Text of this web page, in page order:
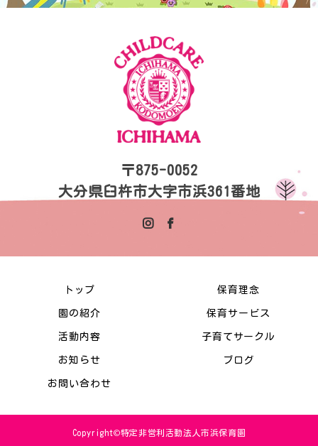
〒875-0052
大分県臼杵市大字市浜361番地
トップ 保育理念
園の紹介 保育サービス
活動内容 子育てサークル
お知らせ ブログ
お問い合わせ
Copyright©特定非営利活動法人市浜保育園